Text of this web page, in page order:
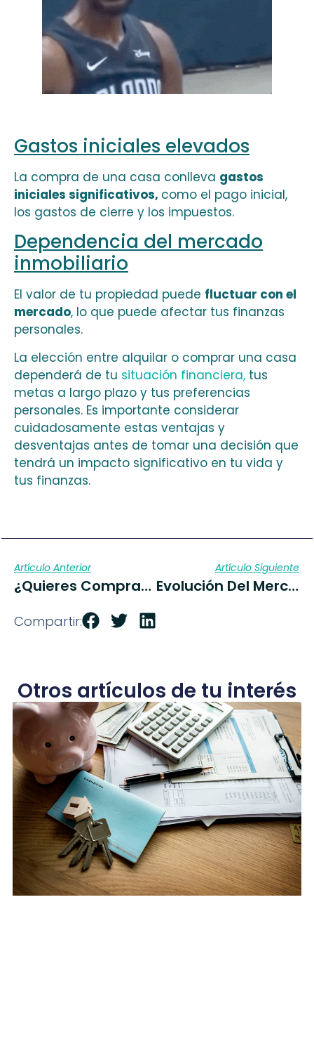
Gastos iniciales elevados
La compra de una casa conlleva gastos
iniciales significativos, como el pago inicial,
los gastos de cierre y los impuestos.
Dependencia del mercado
inmobiliario
El valor de tu propiedad puede fluctuar con el
mercado, lo que puede afectar tus finanzas
personales.
La elección entre alquilar o comprar una casa
dependerá de tu situación financiera, tus
metas a largo plazo y tus preferencias
personales. Es importante considerar
cuidadosamente estas ventajas y
desventajas antes de tomar una decisión que
tendrá un impacto significativo en tu vida y
tus finanzas.
Artículo Anterior
¿Quieres Comprar Una Casa?
Artículo Siguiente
Evolución Del Mercado Inmobiliario
Compartir:
Otros artículos de tu interés